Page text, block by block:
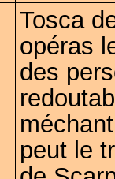
Tosca
opéras
des
peut le